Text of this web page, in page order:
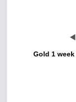
◀
Gold 1 week